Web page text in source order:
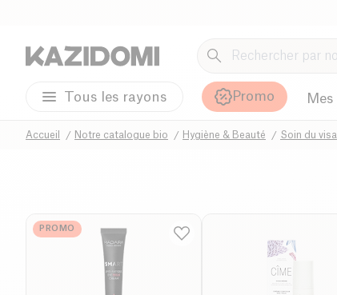
Tous les rayons Promo
Accueil Notre catalogue bio Hygiène & Beauté Soin du
PROMO